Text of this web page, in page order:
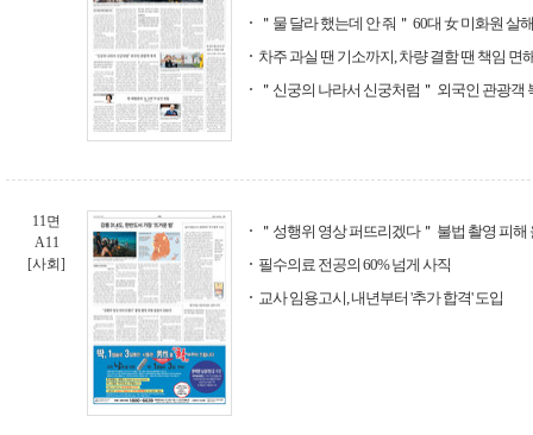
＂물 달라 했는데 안 줘＂ 60대 女 미화원 살해
차주 과실 땐 기소까지, 차량 결함 땐 책임 면
＂신궁의 나라서 신궁처럼＂ 외국인 관광객
11면
A11
[사회]
＂성행위 영상 퍼뜨리겠다＂ 불법 촬영 피해
필수의료 전공의 60% 넘게 사직
교사 임용고시, 내년부터 '추가 합격' 도입